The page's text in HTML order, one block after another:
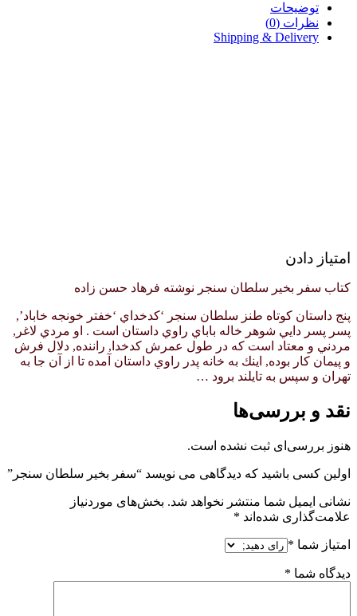
توضیحات
نظرات (0)
Shipping & Delivery
امتیاز دادن
کتاب سفر بخیر سلطان سنجر نوشته فرهاد حسن زاده
پنج داستان كوتاه طنز سلطان سنجر ‘كدخداي ‘خفتر خونجه خاباد’,
پسر پسر دايي شوهر خاله باباي راوي داستان است . او مردي لاغر,
مردني و معتاد است كه در طول عمرش كدخدا, راننده, دلال فرش
و پيمان كار بوده, اينك به خانه پدر راوي داستان آمده تا از آن جا به
تهران و سپس به تايلند برود …
نقد و بررسی‌ها
هنوز بررسی‌ای ثبت نشده است.
اولین کسی باشید که دیدگاهی می نویسد “سفر بخیر سلطان سنجر”
نشانی ایمیل شما منتشر نخواهد شد. بخش‌های موردنیاز
علامت‌گذاری شده‌اند *
امتیاز شما *
دیدگاه شما *